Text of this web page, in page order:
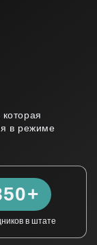
в режиме
в штате